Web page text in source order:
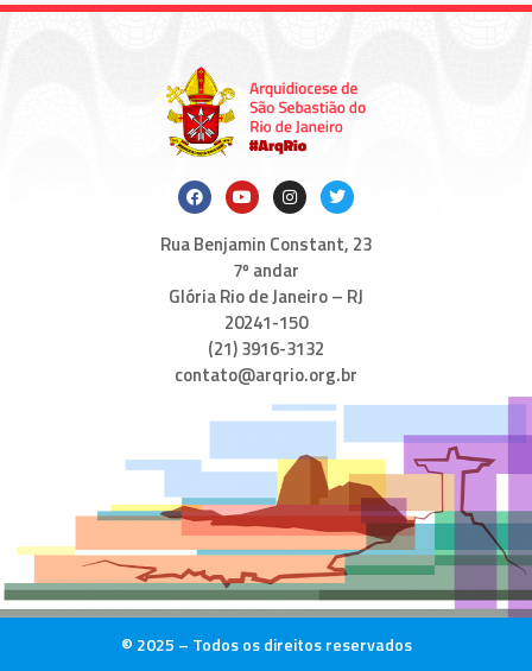
Rua Benjamin Constant, 23
7º andar
Glória Rio de Janeiro – RJ
20241-150
(21) 3916-3132
contato@arqrio.org.br
© 2025 – Todos os direitos reservados